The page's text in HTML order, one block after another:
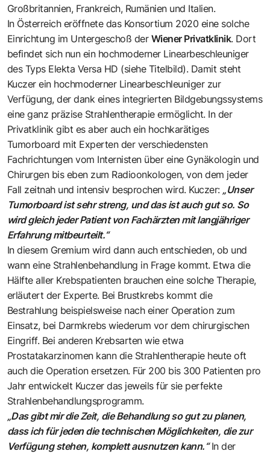
Großbritannien, Frankreich, Rumänien und Italien.
In Österreich eröffnete das Konsortium 2020 eine solche
Einrichtung im Untergeschoß der Wiener Privatklinik. Dort
befindet sich nun ein hochmoderner Linearbeschleuniger
des Typs Elekta Versa HD (siehe Titelbild). Damit steht
Kuczer ein hochmoderner Linearbeschleuniger zur
Verfügung, der dank eines integrierten Bildgebungssystems
eine ganz präzise Strahlentherapie ermöglicht. In der
Privatklinik gibt es aber auch ein hochkarätiges
Tumorboard mit Experten der verschiedensten
Fachrichtungen vom Internisten über eine Gynäkologin und
Chirurgen bis eben zum Radioonkologen, von dem jeder
Fall zeitnah und intensiv besprochen wird. Kuczer: „Unser
Tumorboard ist sehr streng, und das ist auch gut so. So
wird gleich jeder Patient von Fachärzten mit langjähriger
Erfahrung mitbeurteilt.“
In diesem Gremium wird dann auch entschieden, ob und
wann eine Strahlenbehandlung in Frage kommt. Etwa die
Hälfte aller Krebspatienten brauchen eine solche Therapie,
erläutert der Experte. Bei Brustkrebs kommt die
Bestrahlung beispielsweise nach einer Operation zum
Einsatz, bei Darmkrebs wiederum vor dem chirurgischen
Eingriff. Bei anderen Krebsarten wie etwa
Prostatakarzinomen kann die Strahlentherapie heute oft
auch die Operation ersetzen. Für 200 bis 300 Patienten pro
Jahr entwickelt Kuczer das jeweils für sie perfekte
Strahlenbehandlungsprogramm.
„Das gibt mir die Zeit, die Behandlung so gut zu planen,
dass ich für jeden die technischen Möglichkeiten, die zur
Verfügung stehen, komplett ausnutzen kann.“In der